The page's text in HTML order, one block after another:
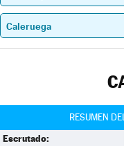
RESUMEN
Escrutado: